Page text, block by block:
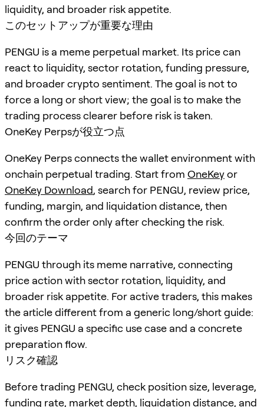
liquidity, and broader risk appetite.
このセットアップが重要な理由
PENGU is a meme perpetual market. Its price can
react to liquidity, sector rotation, funding pressure,
and broader crypto sentiment. The goal is not to
force a long or short view; the goal is to make the
trading process clearer before risk is taken.
OneKey Perpsが役立つ点
OneKey Perps connects the wallet environment with
onchain perpetual trading. Start from OneKeyor
OneKey Download, search for PENGU, review price,
funding, margin, and liquidation distance, then
confirm the order only after checking the risk.
今回のテーマ
PENGU through its meme narrative, connecting
price action with sector rotation, liquidity, and
broader risk appetite. For active traders, this makes
the article different from a generic long/short guide:
it gives PENGU a specific use case and a concrete
preparation flow.
リスク確認
Before trading PENGU, check position size, leverage,
funding rate, market depth, liquidation distance, and